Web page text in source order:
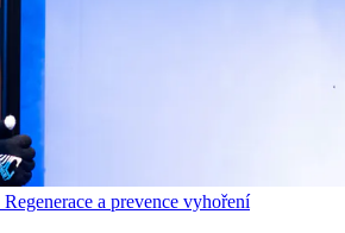
a prevence vyhoření